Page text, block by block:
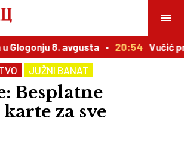
8. avgusta 20:54 Vučić
JUŽNI BANAT
Besplatne
za sve